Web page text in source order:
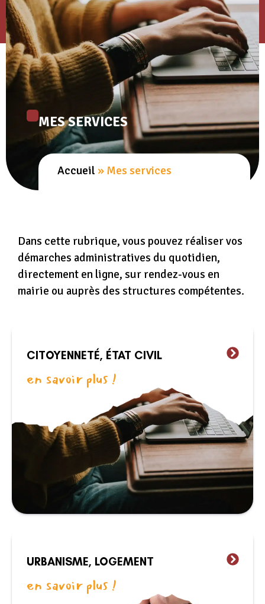
MES SERVICES
Accueil » Mes services
Dans cette rubrique, vous pouvez réaliser vos
démarches administratives du quotidien,
directement en ligne, sur rendez-vous en
mairie ou auprès des structures compétentes.
CITOYENNETÉ, ÉTAT CIVIL
en savoir plus !
URBANISME, LOGEMENT
en savoir plus !